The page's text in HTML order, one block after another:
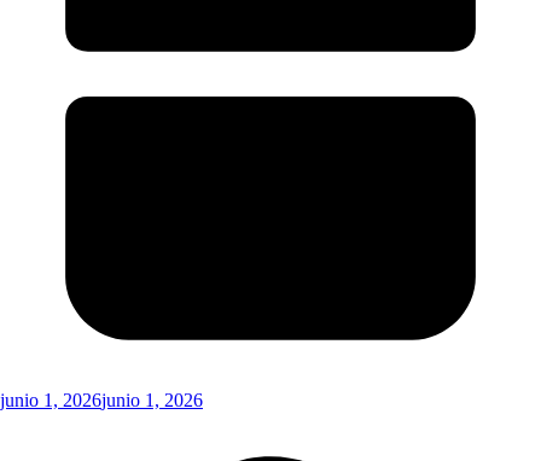
junio 1, 2026junio 1, 2026